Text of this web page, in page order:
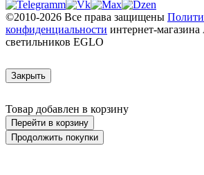
©2010-2026 Все права защищены
конфиденциальности интернет-
светильников EGLO
Закрыть
Товар добавлен в корзину
Перейти в корзину
Продолжить покупки